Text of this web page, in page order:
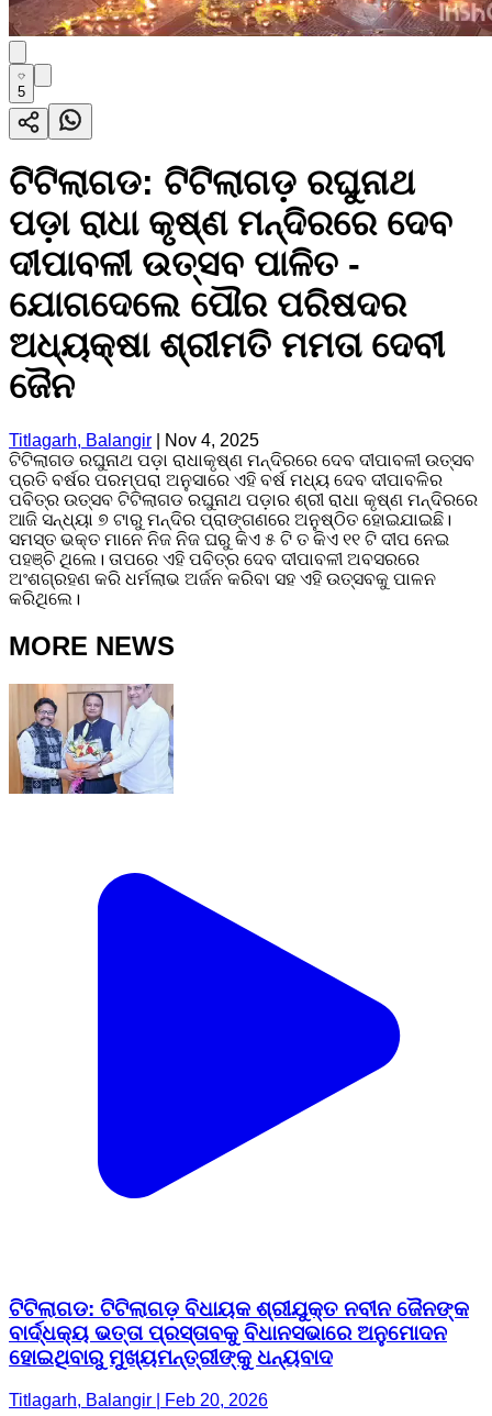
5
ଟିଟିଲାଗଡ: ଟିଟିଲାଗଡ଼ ରଘୁନାଥ
ପଡ଼ା ରାଧା କୃଷ୍ଣ ମନ୍ଦିରରେ ଦେବ
ଦୀପାବଳୀ ଉତ୍ସବ ପାଳିତ -
ଯୋଗଦେଲେ ପୌର ପରିଷଦର
ଅଧ୍ୟକ୍ଷା ଶ୍ରୀମତି ମମତା ଦେବୀ
ଜୈନ
Titlagarh, Balangir
Nov 4, 2025
ଟିଟିଲାଗଡ ରଘୁନାଥ ପଡ଼ା ରାଧାକୃଷ୍ଣ ମନ୍ଦିରରେ ଦେବ ଦୀପାବଳୀ ଉତ୍ସବ
ପ୍ରତି ବର୍ଷର ପରମ୍ପରା ଅନୁସାରେ ଏହି ବର୍ଷ ମଧ୍ୟ ଦେବ ଦୀପାବଳିର
ପବିତ୍ର ଉତ୍ସବ ଟିଟିଲାଗଡ ରଘୁନାଥ ପଡ଼ାର ଶ୍ରୀ ରାଧା କୃଷ୍ଣ ମନ୍ଦିରରେ
ଆଜି ସନ୍ଧ୍ୟା ୭ ଟାରୁ ମନ୍ଦିର ପ୍ରାଙ୍ଗଣରେ ଅନୁଷ୍ଠିତ ହୋଇଯାଇଛି।
ସମସ୍ତ ଭକ୍ତ ମାନେ ନିଜ ନିଜ ଘରୁ କିଏ ୫ ଟି ତ କିଏ ୧୧ ଟି ଦୀପ ନେଇ
ପହଞ୍ଚି ଥିଲେ। ତାପରେ ଏହି ପବିତ୍ର ଦେବ ଦୀପାବଳୀ ଅବସରରେ
ଅଂଶଗ୍ରହଣ କରି ଧର୍ମଲାଭ ଅର୍ଜନ କରିବା ସହ ଏହି ଉତ୍ସବକୁ ପାଳନ
କରିଥିଲେ।
MORE NEWS
ଟିଟିଲାଗଡ: ଟିଟିଲାଗଡ଼ ବିଧାୟକ ଶ୍ରୀଯୁକ୍ତ ନବୀନ ଜୈନଙ୍କ
ବାର୍ଦ୍ଧକ୍ୟ ଭତ୍ତା ପ୍ରସ୍ତାବକୁ ବିଧାନସଭାରେ ଅନୁମୋଦନ
ହୋଇଥିବାରୁ ମୁଖ୍ୟମନ୍ତ୍ରୀଙ୍କୁ ଧନ୍ୟବାଦ
Titlagarh, Balangir | Feb 20, 2026